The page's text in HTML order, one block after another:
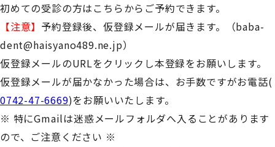
初めての受診の方はこちらからご予約できます。
【注意】 予約登録後、仮登録メールが届きます。（baba-
dent@haisyano489.ne.jp）
仮登録メールのURLをクリックし本登録をお願いします。
仮登録メールが届かなかった場合は、お手数ですがお電話(
0742-47-6669)をお願いいたします。
※ 特にGmailは迷惑メールフォルダへ入ることがあります
ので、ご注意ください ※